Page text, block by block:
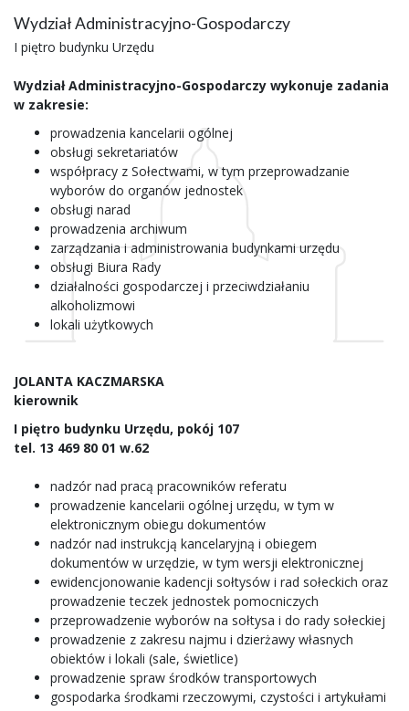
Wydział Administracyjno-Gospodarczy
I piętro budynku Urzędu
Wydział Administracyjno-Gospodarczy wykonuje zadania
w zakresie:
prowadzenia kancelarii ogólnej
obsługi sekretariatów
współpracy z Sołectwami, w tym przeprowadzanie
wyborów do organów jednostek
obsługi narad
prowadzenia archiwum
zarządzania i administrowania budynkami urzędu
obsługi Biura Rady
działalności gospodarczej i przeciwdziałaniu
alkoholizmowi
lokali użytkowych
JOLANTA KACZMARSKA
kierownik
I piętro budynku Urzędu, pokój 107
tel. 13 469 80 01 w.62
nadzór nad pracą pracowników referatu
prowadzenie kancelarii ogólnej urzędu, w tym w
elektronicznym obiegu dokumentów
nadzór nad instrukcją kancelaryjną i obiegem
dokumentów w urzędzie, w tym wersji elektronicznej
ewidencjonowanie kadencji sołtysów i rad sołeckich oraz
prowadzenie teczek jednostek pomocniczych
przeprowadzenie wyborów na sołtysa i do rady sołeckiej
prowadzenie z zakresu najmu i dzierżawy własnych
obiektów i lokali (sale, świetlice)
prowadzenie spraw środków transportowych
gospodarka środkami rzeczowymi, czystości i artykułami